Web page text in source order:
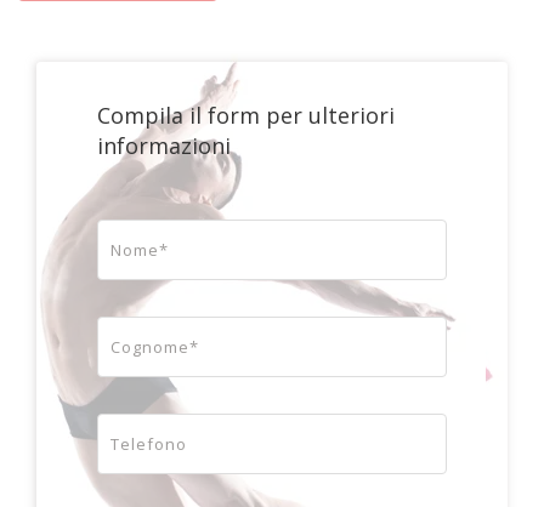
Compila il form per ulteriori
informazioni